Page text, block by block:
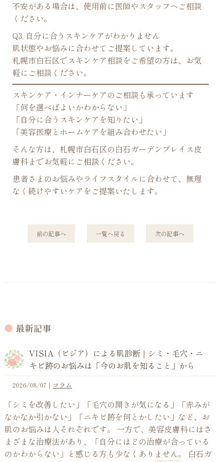
不安がある場合は、使用前に医師やスタッフへご相談
ください。
Q3. 自分に合うスキンケアがわかりません
肌状態やお悩みに合わせてご提案しています。
札幌市白石区でスキンケア相談をご希望の方は、お気
軽にご相談ください。
スキンケア・インナーケアのご相談も承っています
「何を選べばよいかわからない」
「自分に合うスキンケアを知りたい」
「美容医療とホームケアを組み合わせたい」
そんな方は、札幌市白石区の白石ガーデンプレイス皮
膚科までお気軽にご相談ください。
患者さまのお悩みやライフスタイルに合わせて、無理
なく続けやすいケアをご提案いたします。
前の記事へ 一覧へ戻る 次の記事へ
最新記事
VISIA（ビジア）による肌診断｜シミ・毛穴・ニ
キビ跡のお悩みは「今のお肌を知ること」から
2026/08/07｜ コラム
「シミを改善したい」「毛穴の開きが気になる」「赤みが
なかなか引かない」「ニキビ跡を何とかしたい」など、お
肌のお悩みは人それぞれです。 一方で、美容皮膚科にはさ
まざまな治療法があり、「自分にはどの治療が合っている
のかわからない」と感じる方も少なくありません。 白石ガ